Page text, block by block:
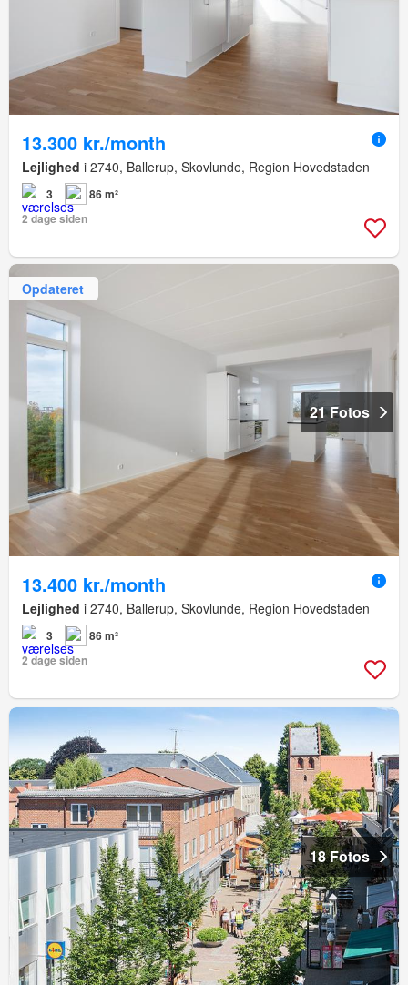
13.300 kr./month
Lejlighed i 2740, Ballerup, Skovlunde, Region Hovedstaden
3
86 m²
2 dage siden
Opdateret
21 Fotos
13.400 kr./month
Lejlighed i 2740, Ballerup, Skovlunde, Region Hovedstaden
3
86 m²
2 dage siden
18 Fotos